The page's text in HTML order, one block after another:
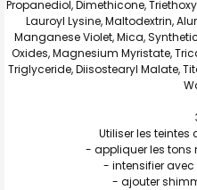
Propanediol, Dimethicone,
Lauroyl Lysine, Maltodextrin,
Manganese Violet, Mica,
Oxides, Magnesium Myristate,
Triglyceride, Diisostearyl Malate,
Utiliser les
- appliquer les tons
- intensifier avec
- ajouter